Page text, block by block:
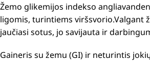
Žemo glikemijos indekso
ligomis, turintiems viršsvorio.Valgant
jaučiasi sotus, jo savijauta ir
Gaineris su žemu (GI) ir neturintis